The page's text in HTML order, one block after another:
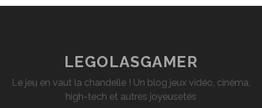
LEGOLASGAMER
Le jeu en vaut la chandelle ! Un blog jeux vidéo, cinéma,
high-tech et autres joyeusetés